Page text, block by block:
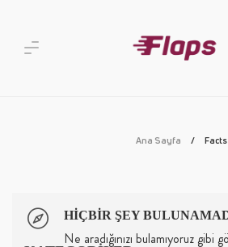
Ana Sayfa Facts
HIÇBIR ŞEY
Ne aradığınızı bulamıyoruz gibi